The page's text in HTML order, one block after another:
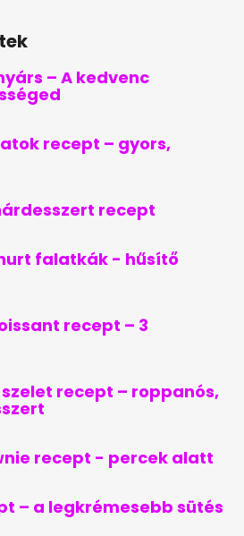
– A kedvenc
recept – gyors,
recept
falatkák - hűsítő
recept – 3
recept – roppanós,
recept - percek alatt
– a legkrémesebb sütés